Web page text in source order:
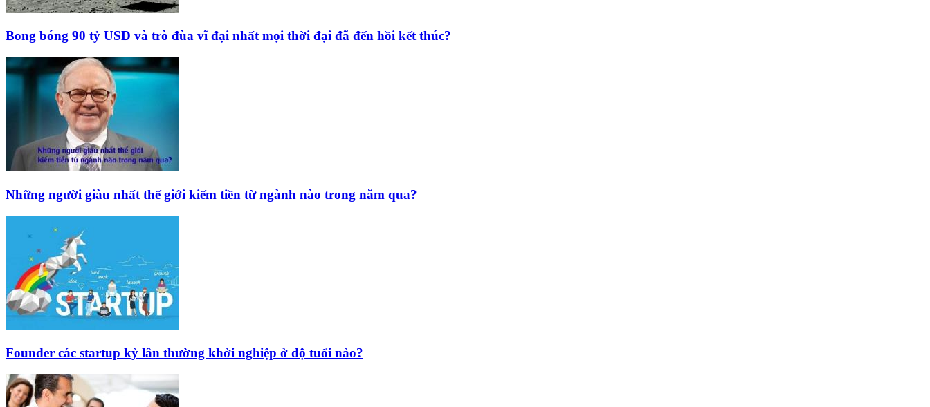
Bong bóng 90 tỷ USD và trò đùa vĩ đại nhất mọi thời đại đã đến hồi kết thúc?
Những người giàu nhất thế giới kiếm tiền từ ngành nào trong năm qua?
Founder các startup kỳ lân thường khởi nghiệp ở độ tuổi nào?